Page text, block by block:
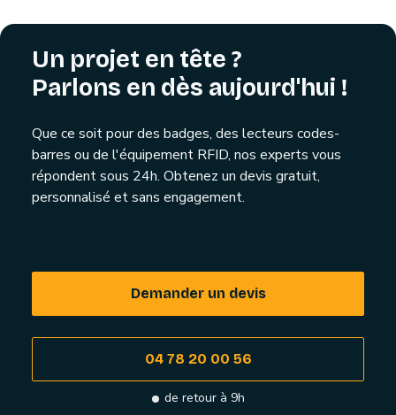
Un projet en tête ?
Parlons en dès aujourd'hui !
Que ce soit pour des badges, des lecteurs codes-
barres ou de l'équipement RFID, nos experts vous
répondent sous 24h. Obtenez un devis gratuit,
personnalisé et sans engagement.
Demander un devis
04 78 20 00 56
de retour à 9h